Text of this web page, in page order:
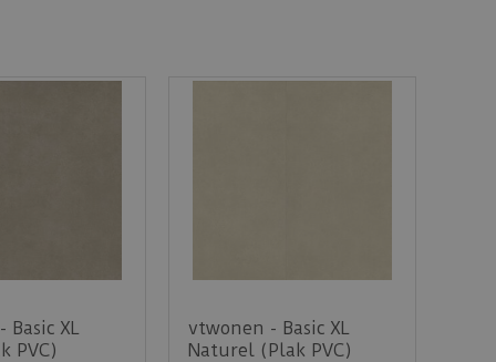
Basic XL
PVC)
vtwonen - Basic XL
Naturel (Plak PVC)